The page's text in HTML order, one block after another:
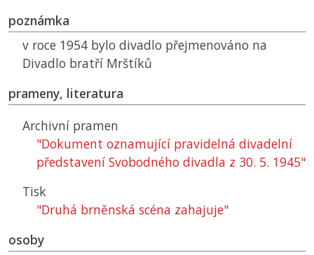
poznámka
v roce 1954 bylo divadlo přejmenováno na
Divadlo bratří Mrštíků
prameny, literatura
Archivní pramen
"Dokument oznamující pravidelná divadelní
představení Svobodného divadla z 30. 5. 1945"
Tisk
"Druhá brněnská scéna zahajuje"
osoby